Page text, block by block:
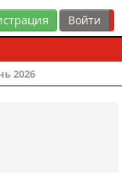
2026